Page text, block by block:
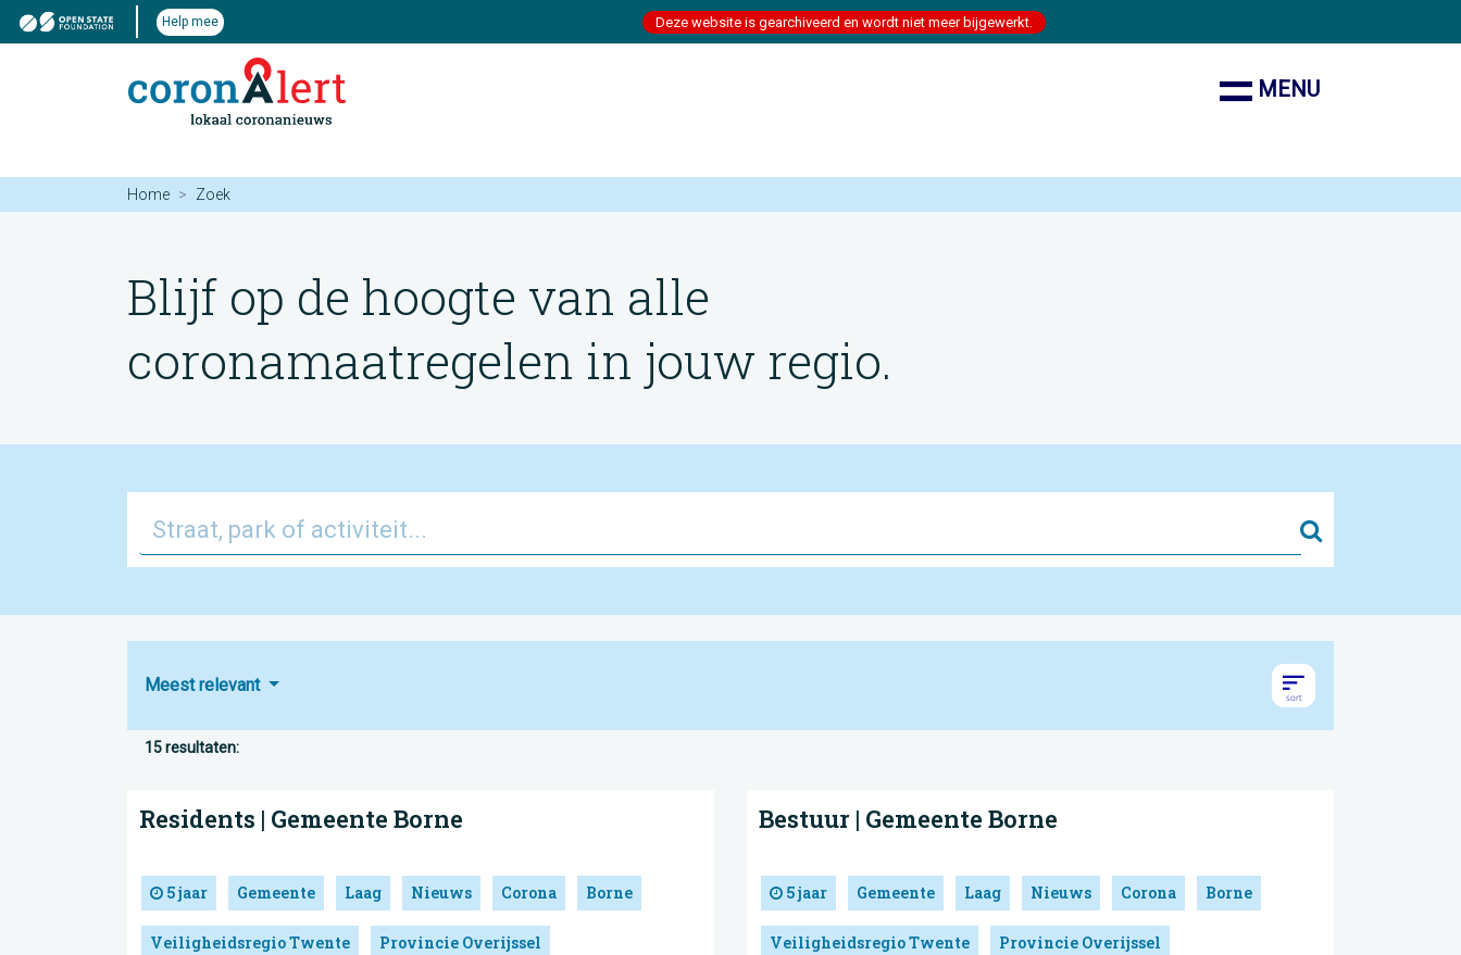
Help mee Deze website is gearchiveerd en wordt niet meer bijgewerkt.
MENU
Home Zoek
Blijf op de hoogte van alle
coronamaatregelen in jouw regio.
Zoek
Meest relevant
15 resultaten:
Residents | Gemeente Borne
5 jaar Gemeente Laag Nieuws Corona Borne
Veiligheidsregio Twente Provincie Overijssel
Bestuur | Gemeente Borne
5 jaar Gemeente Laag Nieuws Corona Borne
Veiligheidsregio Twente Provincie Overijssel